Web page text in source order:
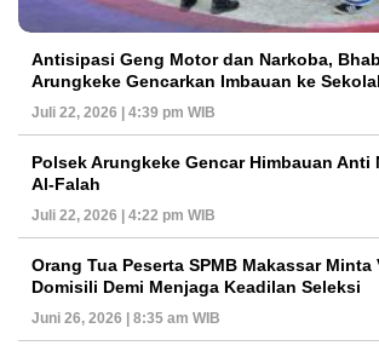
Antisipasi Geng Motor dan Narkoba,
Arungkeke Gencarkan Imbauan ke
Juli 22, 2026 | 4:39 pm WIB
Polsek Arungkeke Gencar Himbauan Anti
Al-Falah
Juli 22, 2026 | 4:22 pm WIB
Orang Tua Peserta SPMB Makassar Minta
Domisili Demi Menjaga Keadilan Seleksi
Juni 26, 2026 | 8:35 am WIB